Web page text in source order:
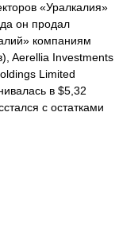
«Уралкалия»
он продал
компаниям
Aerellia Investments
Limited
в $5,32
с остатками